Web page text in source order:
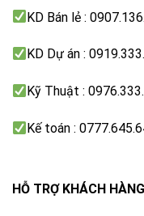
KD Bán lẻ :
KD Dự án :
Kỹ Thuật :
Kế toán :
HỖ TRỢ KHÁCH HÀNG